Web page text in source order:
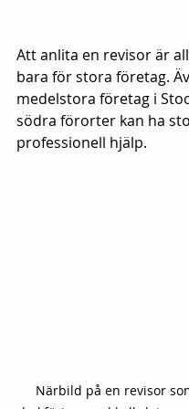
Att anlita en revisor är
bara för stora företag.
medelstora företag i
södra förorter kan ha
professionell hjälp.
Närbild på en revisor